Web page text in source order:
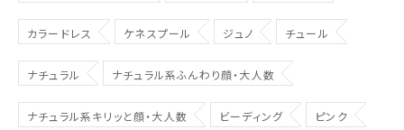
カラードレス ケネスプール ジュノ チュール
ナチュラル ナチュラル系ふんわり顔・大人数
ナチュラル系キリッと顔・大人数 ビーディング ピンク